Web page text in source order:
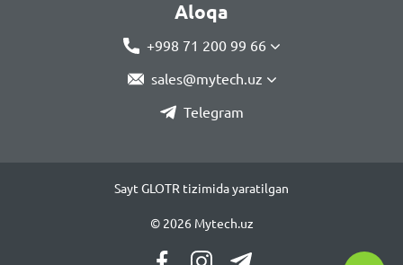
Aloqa
+998 71 200 99 66
sales@mytech.uz
Telegram
Sayt GLOTR tizimida yaratilgan
© 2026 Mytech.uz